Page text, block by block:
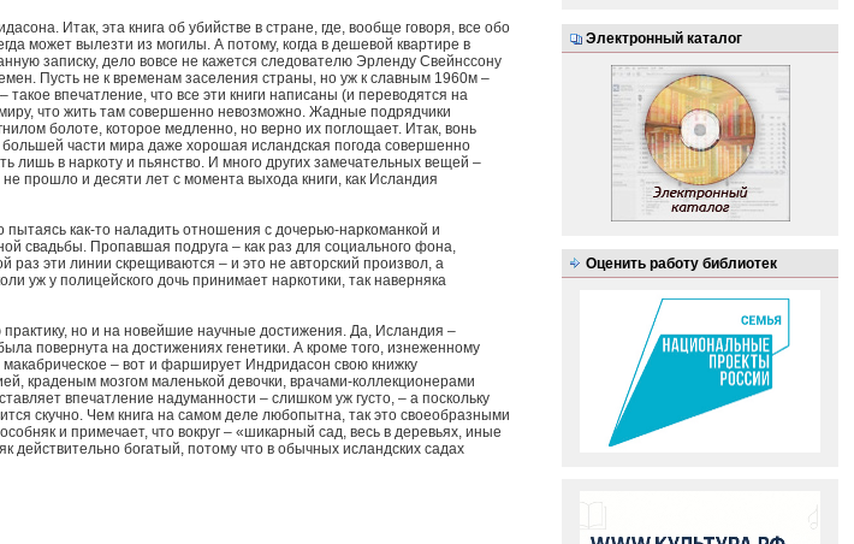
Итак, эта книга об убийстве в стране, где, вообще говоря, все обо
может вылезти из могилы. А потому, когда в дешевой квартире в
записку, дело вовсе не кажется следователю Эрленду Свейнссону
Пусть не к временам заселения страны, но уж к славным 1960м –
впечатление, что все эти книги написаны (и переводятся на
что жить там совершенно невозможно. Жадные подрядчики
болоте, которое медленно, но верно их поглощает. Итак, вонь
части мира даже хорошая исландская погода совершенно
лишь в наркоту и пьянство. И много других замечательных вещей –
прошло и десяти лет с момента выхода книги, как Исландия
как-то наладить отношения с дочерью-наркоманкой и
свадьбы. Пропавшая подруга – как раз для социального фона,
эти линии скрещиваются – и это не авторский произвол, а
уж у полицейского дочь принимает наркотики, так наверняка
но и на новейшие научные достижения. Да, Исландия –
повернута на достижениях генетики. А кроме того, изнеженному
– вот и фарширует Индридасон свою книжку
краденым мозгом маленькой девочки, врачами-коллекционерами
впечатление надуманности – слишком уж густо, – а поскольку
скучно. Чем книга на самом деле любопытна, так это своеобразными
и примечает, что вокруг – «шикарный сад, весь в деревьях, иные
действительно богатый, потому что в обычных исландских садах
Электронный каталог
Оценить работу библиотек